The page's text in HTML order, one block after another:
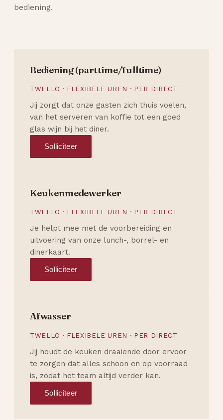
bediening.
Bediening (parttime/fulltime)
TWELLO · FLEXIBELE UREN · PER DIRECT
Jij zorgt dat onze gasten zich thuis voelen,
van het serveren van koffie tot een goed
glas wijn bij het diner.
Solliciteer
Keukenmedewerker
TWELLO · FLEXIBELE UREN · PER DIRECT
Je helpt mee met de voorbereiding en
uitvoering van onze lunch-, borrel- en
dinerkaart.
Solliciteer
Afwasser
TWELLO · FLEXIBELE UREN · PER DIRECT
Jij houdt de keuken draaiende door ervoor
te zorgen dat alles schoon en op voorraad
is, zodat het team altijd verder kan.
Solliciteer